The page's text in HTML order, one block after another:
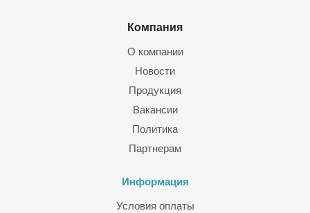
Компания
О компании
Новости
Продукция
Вакансии
Политика
Партнерам
Информация
Условия оплаты